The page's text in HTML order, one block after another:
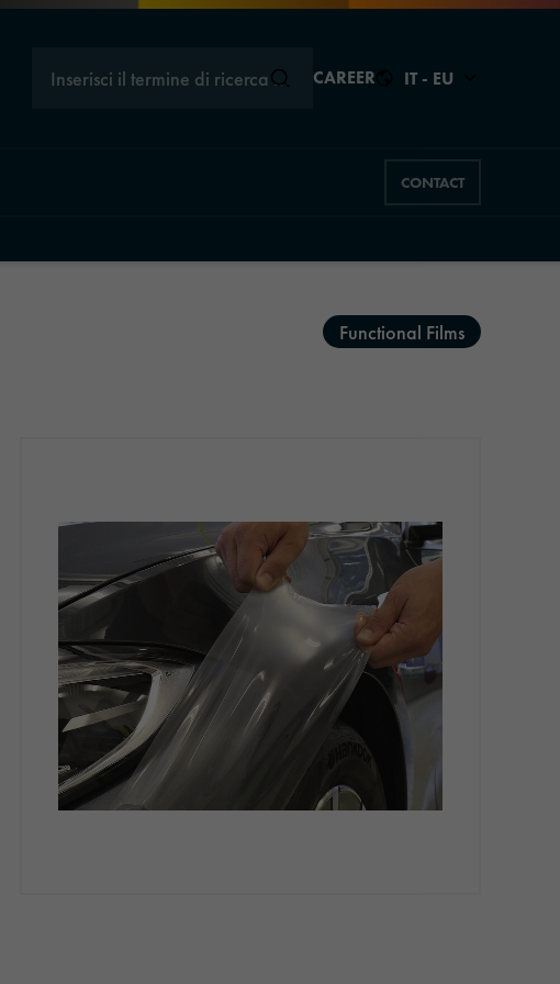
Inserisci il termine di ricerca … CAREER IT - EU
CONTACT
Functional Films